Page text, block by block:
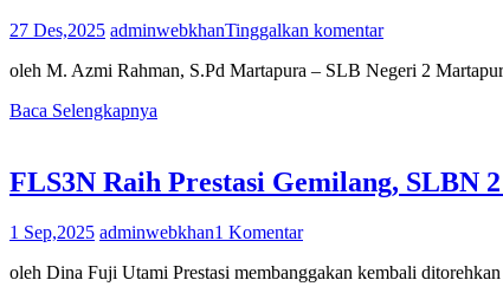
27 Des,2025 adminwebkhanTinggalkan komentar
oleh M. Azmi Rahman, S.Pd Martapura – SLB Negeri 2
Baca Selengkapnya
FLS3N Raih Prestasi Gemilang, SLBN
1 Sep,2025 adminwebkhan1 Komentar
oleh Dina Fuji Utami Prestasi membanggakan kembali